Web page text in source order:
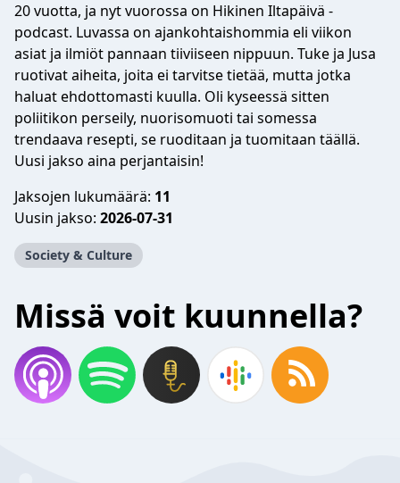
20 vuotta, ja nyt vuorossa on Hikinen Iltapäivä -
podcast. Luvassa on ajankohtaishommia eli viikon
asiat ja ilmiöt pannaan tiiviiseen nippuun. Tuke ja Jusa
ruotivat aiheita, joita ei tarvitse tietää, mutta jotka
haluat ehdottomasti kuulla. Oli kyseessä sitten
poliitikon perseily, nuorisomuoti tai somessa
trendaava resepti, se ruoditaan ja tuomitaan täällä.
Uusi jakso aina perjantaisin!
Jaksojen lukumäärä: 11
Uusin jakso: 2026-07-31
Society & Culture
Missä voit kuunnella?